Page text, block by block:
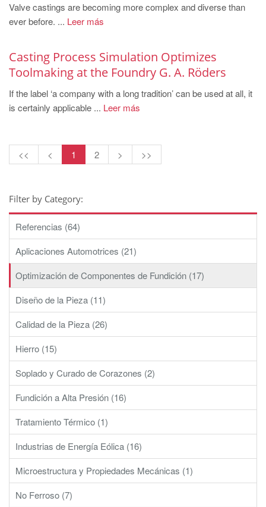
Valve castings are becoming more complex and diverse than
ever before. ... Leer más
Casting Process Simulation Optimizes
Toolmaking at the Foundry G. A. Röders
If the label ‘a company with a long tradition’ can be used at all, it
is certainly applicable ... Leer más
<< < 1 2 > >>
Filter by Category:
Referencias (64)
Aplicaciones Automotrices (21)
Optimización de Componentes de Fundición (17)
Diseño de la Pieza (11)
Calidad de la Pieza (26)
Hierro (15)
Soplado y Curado de Corazones (2)
Fundición a Alta Presión (16)
Tratamiento Térmico (1)
Industrias de Energía Eólica (16)
Microestructura y Propiedades Mecánicas (1)
No Ferroso (7)